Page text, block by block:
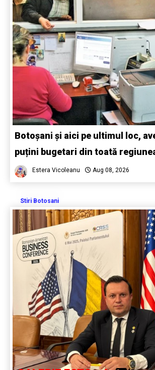
Botoșani și aici pe ultimul loc,
puțini bugetari din toată
Estera Vicoleanu Aug 08, 2026
Stiri Botosani